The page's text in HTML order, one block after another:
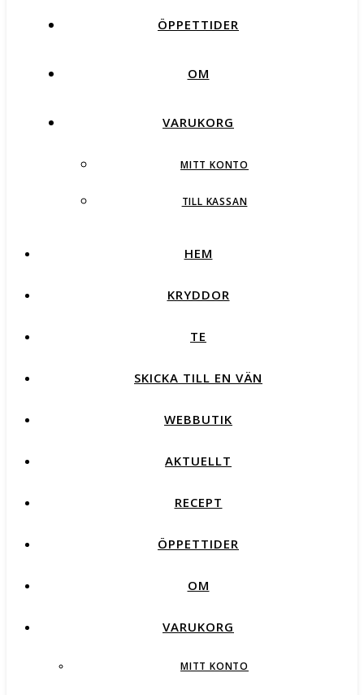
ÖPPETTIDER
OM
VARUKORG
MITT KONTO
TILL KASSAN
HEM
KRYDDOR
TE
SKICKA TILL EN VÄN
WEBBUTIK
AKTUELLT
RECEPT
ÖPPETTIDER
OM
VARUKORG
MITT KONTO